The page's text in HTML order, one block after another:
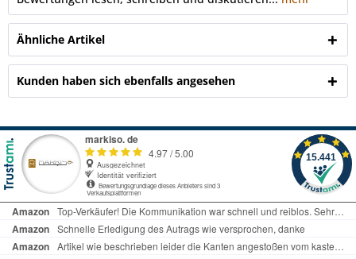
Ähnliche Artikel
Kunden haben sich ebenfalls angesehen